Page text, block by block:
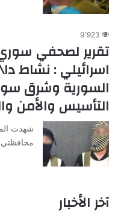
9٬923
تقرير لصحفي
اسرائيلي : نشاط
السورية وشرق
التأسيس والأمن
شهدت
محافظتي
آخر الأخبار